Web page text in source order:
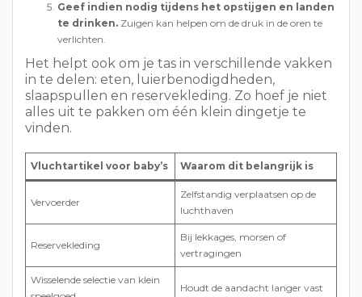
Vluchtartikel voor baby’s Waarom dit belangrijk is
Vervoerder
Zelfstandig verplaatsen op de
luchthaven
Reservekleding
Bij lekkages, morsen of
vertragingen
speelgoed
Houdt de aandacht langer vast
Snacks of voer Zorgt voor structuur en comfort
Snelle opruiming
Als je baby huilt, blijf dan rustig. De meeste
mensen hebben daar begrip voor. Een rustige
ouder helpt meestal sneller dan welke truc
dan ook.